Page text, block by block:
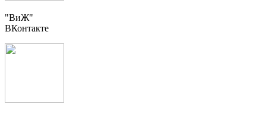
"ВиЖ"
ВКонтакте